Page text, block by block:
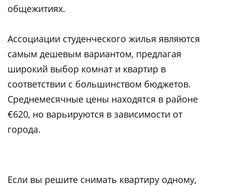
общежитиях.
Ассоциации студенческого жилья являются
самым дешевым вариантом, предлагая
широкий выбор комнат и квартир в
соответствии с большинством бюджетов.
Среднемесячные цены находятся в районе
€620, но варьируются в зависимости от
города.
Если вы решите снимать квартиру одному,